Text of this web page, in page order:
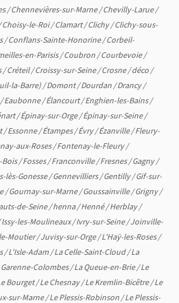
/Chennevières-sur-Marne/Chevilly-Larue/
Choisy-le-Roi/Clamart/Clichy/Clichy-sous-
/Conflans-Sainte-Honorine/Corbeil-
en-Parisis/Coubron /Courbevoie/
/Créteil/Croissy-sur-Seine/Crosne/déco /
la-Barre) /Domont/Dourdan /Drancy/
/Eaubonne/Élancourt/Enghien-les-Bains/
/Épinay-sur-Orge/Épinay-sur-Seine/
/Essonne/Étampes/Évry/Ézanville/Fleury-
aux-Roses/Fontenay-le-Fleury/
Bois/Fosses/Franconville/Fresnes/Gagny/
lès-Gonesse/Gennevilliers/Gentilly/Gif-sur-
/Gournay-sur-Marne/Goussainville/Grigny/
de-Seine/henna/Henné/Herblay/
Issy-les-Moulineaux/Ivry-sur-Seine/Joinville-
Moutier/Juvisy-sur-Orge/L'Haÿ-les-Roses/
/L'Isle-Adam /La Celle-Saint-Cloud/La
Garenne-Colombes/La Queue-en-Brie/Le
Bourget/Le Chesnay/Le Kremlin-Bicêtre/Le
sur-Marne/Le Plessis-Robinson /Le Plessis-